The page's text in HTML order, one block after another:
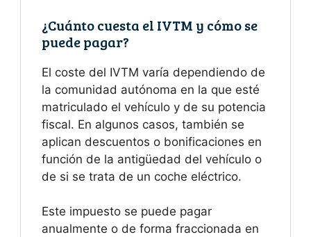
¿Cuánto cuesta el IVTM y cómo se
puede pagar?
El coste del IVTM varía dependiendo de
la comunidad autónoma en la que esté
matriculado el vehículo y de su potencia
fiscal. En algunos casos, también se
aplican descuentos o bonificaciones en
función de la antigüedad del vehículo o
de si se trata de un coche eléctrico.
Este impuesto se puede pagar
anualmente o de forma fraccionada en